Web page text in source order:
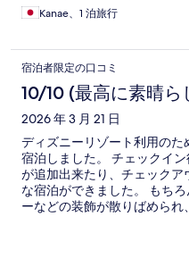
Kanae、1 泊旅行
宿泊者限定の口コミ
10/10 (最高に素晴ら
2026 年 3 月 21 日
ディズニーリゾート利用の
宿泊しました。 チェックイ
が追加出来たり、チェック
な宿泊ができました。 もち
ーなどの装飾が散りばめら